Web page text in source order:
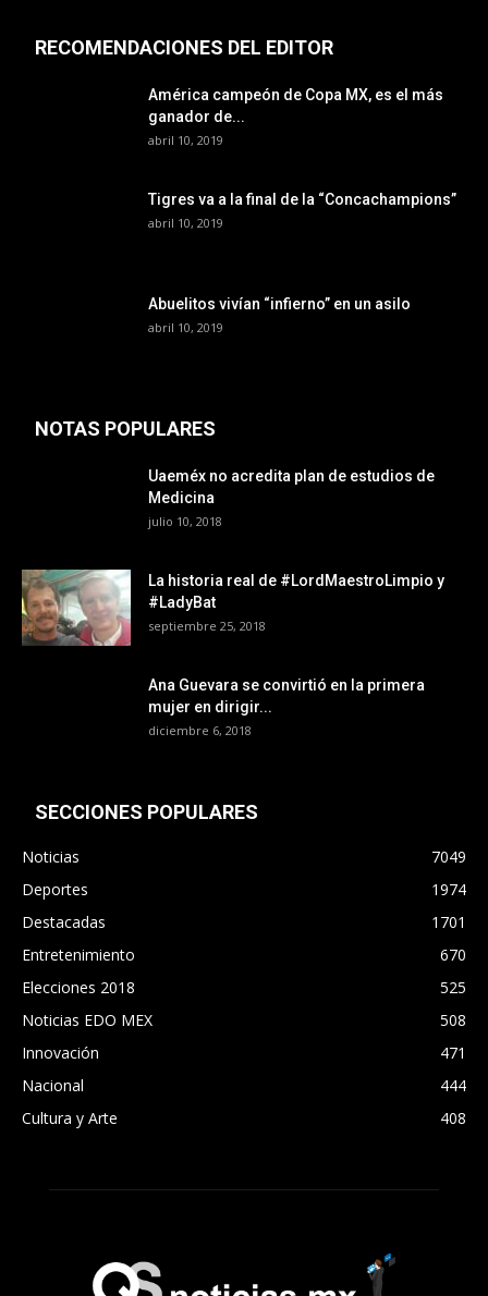
RECOMENDACIONES DEL EDITOR
América campeón de Copa MX, es el más
ganador de...
abril 10, 2019
Tigres va a la final de la “Concachampions”
abril 10, 2019
Abuelitos vivían “infierno” en un asilo
abril 10, 2019
NOTAS POPULARES
Uaeméx no acredita plan de estudios de
Medicina
julio 10, 2018
La historia real de #LordMaestroLimpio y
#LadyBat
septiembre 25, 2018
Ana Guevara se convirtió en la primera
mujer en dirigir...
diciembre 6, 2018
SECCIONES POPULARES
Noticias
7049
Deportes
1974
Destacadas
1701
Entretenimiento
670
Elecciones 2018
525
Noticias EDO MEX
508
Innovación
471
Nacional
444
Cultura y Arte
408